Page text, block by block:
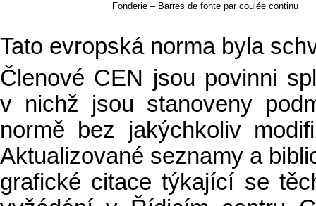
Fonderie – Barres de fonte par coulée continu
Tato evropská norma byla
Členové CEN jsou povinni
v nichž jsou stanoveny
normě bez jakýchkoliv
Aktualizované seznamy a
grafické citace týkající se